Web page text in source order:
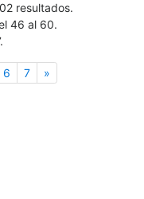
resultados.
46 al 60.
6 7 »Siguiente